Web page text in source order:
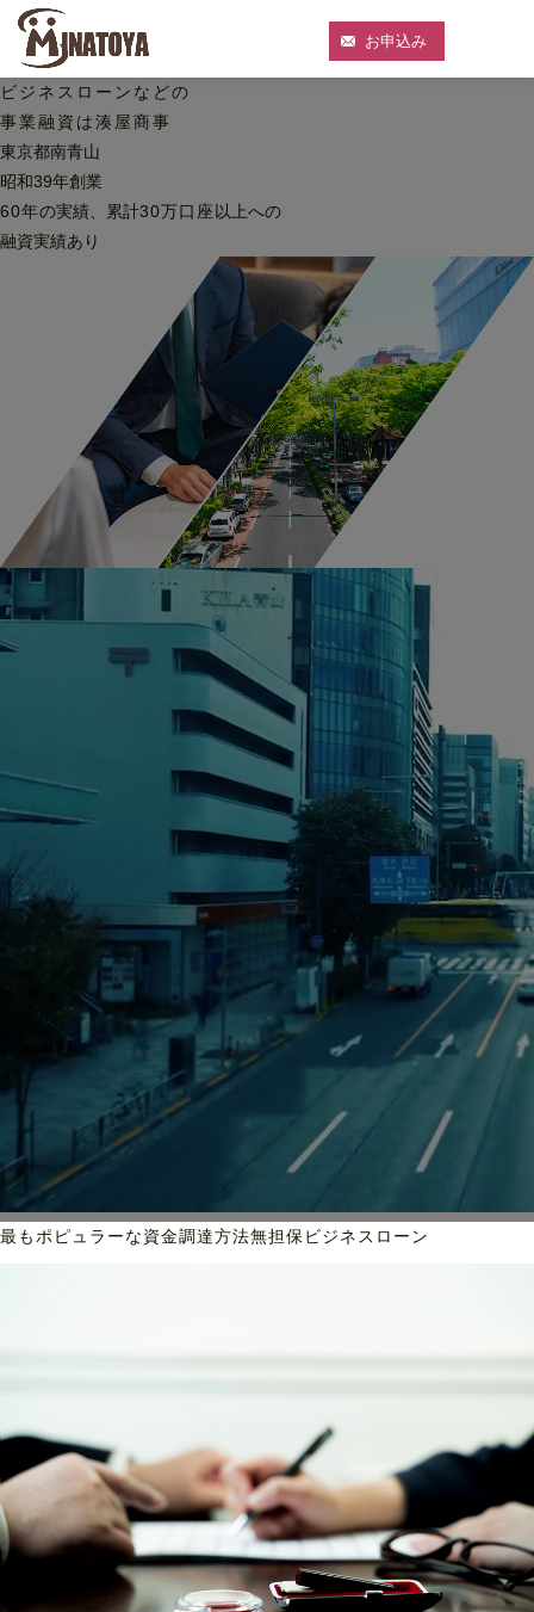
お申込み
ビジネスローンなどの
事業融資は湊屋商事
東京都南青山
昭和39年創業
60年の実績、累計30万口座 以上への
融資実績あり
最もポピュラーな資金調達方法無担保ビジネスローン